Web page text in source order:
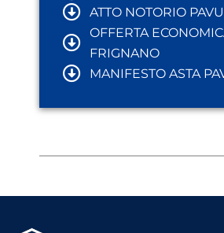
ATTO NOTORIO
OFFERTA
FRIGNANO
MANIFESTO ASTA